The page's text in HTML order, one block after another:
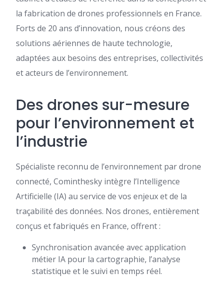
la fabrication de drones professionnels en France.
Forts de 20 ans d’innovation, nous créons des
solutions aériennes de haute technologie,
adaptées aux besoins des entreprises, collectivités
et acteurs de l’environnement.
Des drones sur-mesure
pour l’environnement et
l’industrie
Spécialiste reconnu de l’environnement par drone
connecté, Cominthesky intègre l’Intelligence
Artificielle (IA) au service de vos enjeux et de la
traçabilité des données. Nos drones, entièrement
conçus et fabriqués en France, offrent :
Synchronisation avancée avec application
métier IA pour la cartographie, l’analyse
statistique et le suivi en temps réel.